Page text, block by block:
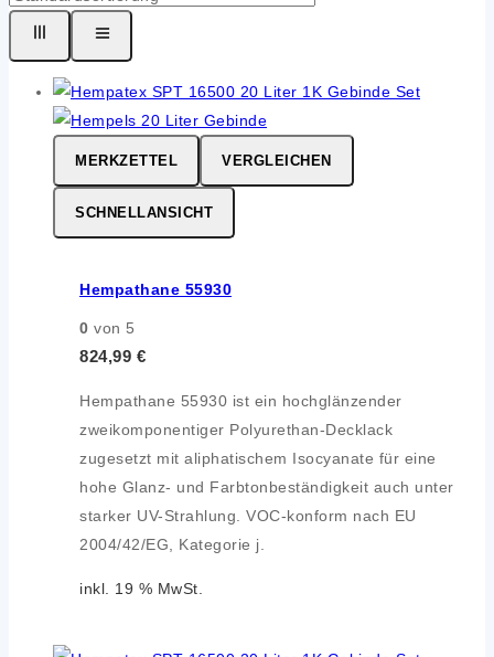
MERKZETTEL VERGLEICHEN
SCHNELLANSICHT
Hempathane 55930
0 von 5
824,99 €
Hempathane 55930 ist ein hochglänzender
zweikomponentiger Polyurethan-Decklack
zugesetzt mit aliphatischem Isocyanate für eine
hohe Glanz- und Farbtonbeständigkeit auch unter
starker UV-Strahlung. VOC-konform nach EU
2004/42/EG, Kategorie j.
inkl. 19 % MwSt.